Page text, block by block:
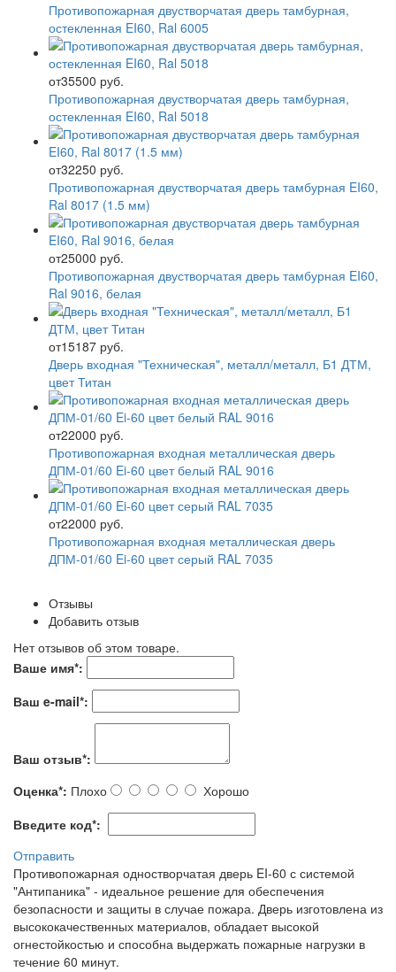
Противопожарная двустворчатая дверь тамбурная,
остекленная EI60, Ral 6005
от35500 руб.
Противопожарная двустворчатая дверь тамбурная,
остекленная EI60, Ral 5018
от32250 руб.
Противопожарная двустворчатая дверь тамбурная EI60,
Ral 8017 (1.5 мм)
от25000 руб.
Противопожарная двустворчатая дверь тамбурная EI60,
Ral 9016, белая
от15187 руб.
Дверь входная "Техническая", металл/металл, Б1 ДТМ,
цвет Титан
от22000 руб.
Противопожарная входная металлическая дверь
ДПМ-01/60 Ei-60 цвет белый RAL 9016
от22000 руб.
Противопожарная входная металлическая дверь
ДПМ-01/60 Ei-60 цвет серый RAL 7035
Отзывы
Добавить отзыв
Нет отзывов об этом товаре.
Ваше имя*:
Ваш e-mail*:
Ваш отзыв*:
Оценка*: Плохо
Хорошо
Введите код*:
Отправить
Противопожарная одностворчатая дверь EI-60 с системой
"Антипаника" - идеальное решение для обеспечения
безопасности и защиты в случае пожара. Дверь изготовлена из
высококачественных материалов, обладает высокой
огнестойкостью и способна выдержать пожарные нагрузки в
течение 60 минут.